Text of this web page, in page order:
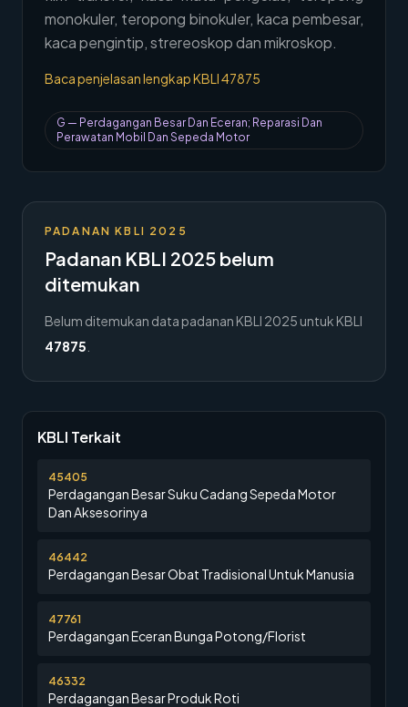
monokuler, teropong binokuler, kaca pembesar,
kaca pengintip, strereoskop dan mikroskop.
Baca penjelasan lengkap KBLI47875
G — Perdagangan Besar Dan Eceran; Reparasi Dan
Perawatan Mobil Dan Sepeda Motor
PADANAN KBLI 2025
Padanan KBLI 2025 belum
ditemukan
Belum ditemukan data padanan KBLI 2025 untuk KBLI
47875
KBLI Terkait
45405
Perdagangan Besar Suku Cadang Sepeda Motor
Dan Aksesorinya
46442
Perdagangan Besar Obat Tradisional Untuk Manusia
47761
Perdagangan Eceran Bunga Potong/Florist
46332
Perdagangan Besar Produk Roti